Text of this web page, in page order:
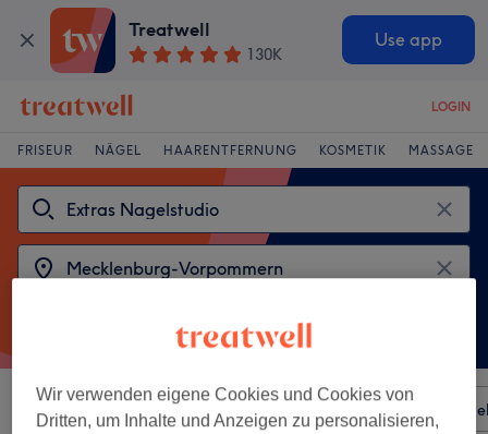
Treatwell
130K
Use app
LOGIN
FRISEUR NÄGEL HAARENTFERNUNG KOSMETIK MASSAGE
Sortieren nach Besonderheiten
Wir verwenden eigene Cookies und Cookies von
Dritten, um Inhalte und Anzeigen zu personalisieren,